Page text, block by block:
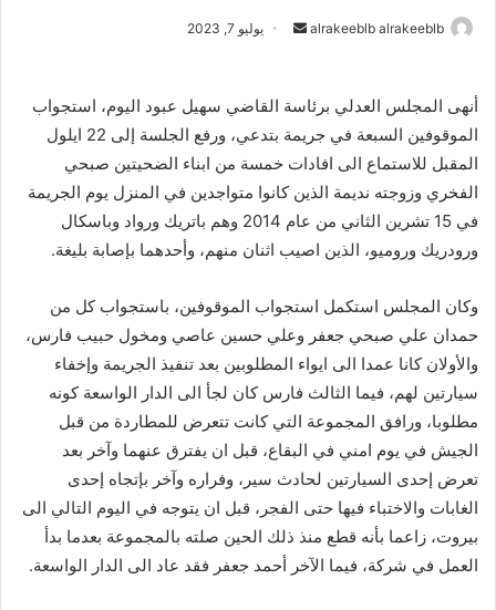
alrakeeblb alrakeeblb
ل
ب
ر
ر
و
ن
ي
ا
يوليو 7, 2023
أنهى المجلس العدلي برئاسة القاضي سهيل عبود اليوم، استجواب
الموقوفين السبعة في جريمة بتدعي، ورفع الجلسة إلى 22 ايلول
المقبل للاستماع الى افادات خمسة من ابناء الضحيتين صبحي
الفخري وزوجته نديمة الذين كانوا متواجدين في المنزل يوم الجريمة
في 15 تشرين الثاني من عام 2014 وهم باتريك ورواد وباسكال
ورودريك وروميو، الذين اصيب اثنان منهم، وأحدهما بإصابة بليغة.
وكان المجلس استكمل استجواب الموقوفين، باستجواب كل من
حمدان علي صبحي جعفر وعلي حسين عاصي ومخول حبيب فارس،
والأولان كانا عمدا الى ايواء المطلوبين بعد تنفيذ الجريمة وإخفاء
سيارتين لهم، فيما الثالث فارس كان لجأ الى الدار الواسعة كونه
مطلوبا، ورافق المجموعة التي كانت تتعرض للمطاردة من قبل
الجيش في يوم امني في البقاع، قبل ان يفترق عنهما وآخر بعد
تعرض إحدى السيارتين لحادث سير، وفراره وآخر بإتجاه إحدى
الغابات والاختباء فيها حتى الفجر، قبل ان يتوجه في اليوم التالي الى
بيروت، زاعما بأنه قطع منذ ذلك الحين صلته بالمجموعة بعدما بدأ
العمل في شركة، فيما الآخر أحمد جعفر فقد عاد الى الدار الواسعة.